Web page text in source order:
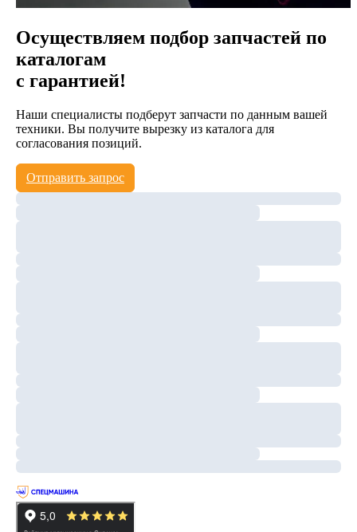
Осуществляем подбор запчастей по
каталогам
с гарантией!
Наши специалисты подберут запчасти по данным вашей
техники. Вы получите вырезку из каталога для
согласования позиций.
Отправить запрос